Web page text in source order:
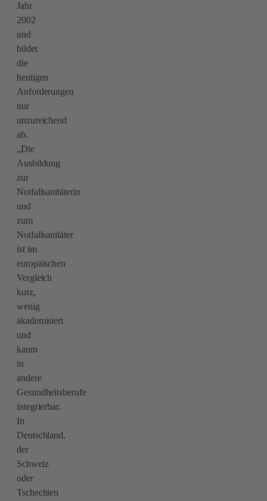
Jahr
2002
und
bildet
die
heutigen
Anforderungen
nur
unzureichend
ab.
„Die
Ausbildung
zur
Notfallsanitäterin
und
zum
Notfallsanitäter
ist im
europäischen
Vergleich
kurz,
wenig
akademisiert
und
kaum
in
andere
Gesundheitsberufe
integrierbar.
In
Deutschland,
der
Schweiz
oder
Tschechien